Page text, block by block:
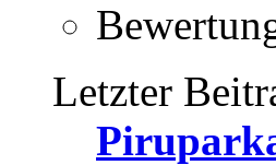
Letzter